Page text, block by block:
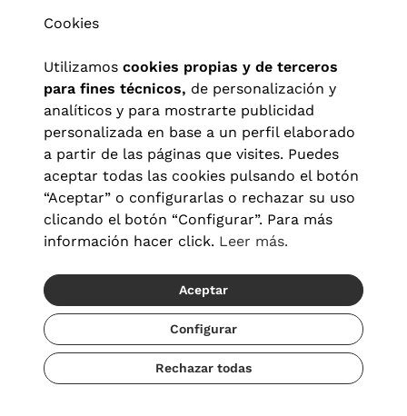
Aviso legal| Política de privacidad Términos y condiciones
Política de cookies|Configuración de cookies
© 2026 Visionlab España
Cookies
Utilizamos cookies propias y de terceros
para fines técnicos, de personalización y
analíticos y para mostrarte publicidad
personalizada en base a un perfil elaborado
a partir de las páginas que visites. Puedes
aceptar todas las cookies pulsando el botón
“Aceptar” o configurarlas o rechazar su uso
clicando el botón “Configurar”. Para más
información hacer click. Leer más.
Aceptar
Configurar
Rechazar todas